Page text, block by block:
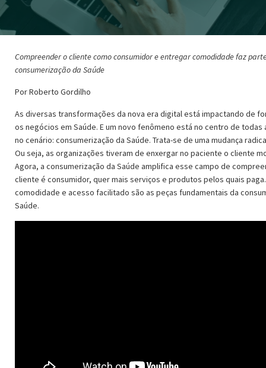
Compreender o cliente como consumidor e entregar comodidade faz
consumerização da Saúde
Por Roberto Gordilho
As diversas transformações da nova era digital está impactando de
os negócios em Saúde. E um novo fenômeno está no centro de todas
no cenário: consumerização da Saúde. Trata-se de uma mudança
Ou seja, as organizações tiveram de enxergar no paciente o cliente
Agora, a consumerização da Saúde amplifica esse campo de
cliente é consumidor, quer mais serviços e produtos pelos quais
comodidade e acesso facilitado são as peças fundamentais da
Saúde.